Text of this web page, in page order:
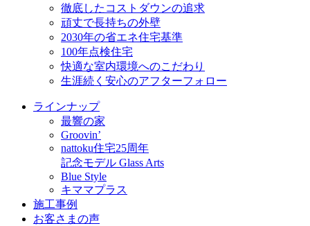
徹底したコストダウンの追求
頑丈で長持ちの外壁
2030年の省エネ住宅基準
100年点検住宅
快適な室内環境へのこだわり
生涯続く安心のアフターフォロー
ラインナップ
最響の家
Groovin’
nattoku住宅25周年
記念モデル Glass Arts
Blue Style
キママプラス
施工事例
お客さまの声